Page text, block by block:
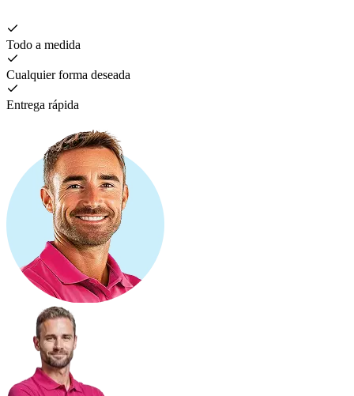
Todo a medida
Cualquier forma deseada
Entrega rápida